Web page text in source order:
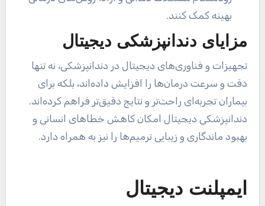
بهینه کمک کنند.
مزایای دندانپزشکی دیجیتال
تجهیزات و فناوری‌های دیجیتال در دندانپزشکی، نه تنها
دقت و سرعت درمان‌ها را افزایش داده‌اند، بلکه برای
بیماران تجربه‌ای راحت‌تر و نتایج دقیق‌تر فراهم کرده‌اند.
دندانپزشکی دیجیتال امکان کاهش خطاهای انسانی و
بهبود ماندگاری و زیبایی ترمیم‌ها را نیز به همراه دارد.
ایمپلنت دیجیتال